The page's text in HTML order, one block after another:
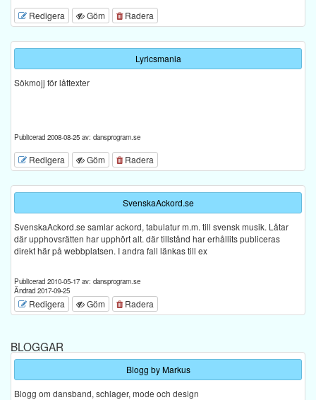
Redigera Göm Radera
Lyricsmania
Sökmojj för låttexter
Publicerad 2008-08-25 av: dansprogram.se
Redigera Göm Radera
SvenskaAckord.se
SvenskaAckord.se samlar ackord, tabulatur m.m. till svensk musik. Låtar
där upphovsrätten har upphört alt. där tillstånd har erhållits publiceras
direkt här på webbplatsen. I andra fall länkas till ex
Publicerad 2010-05-17 av: dansprogram.se
Ändrad 2017-09-25
Redigera Göm Radera
BLOGGAR
Blogg by Markus
Blogg om dansband, schlager, mode och design